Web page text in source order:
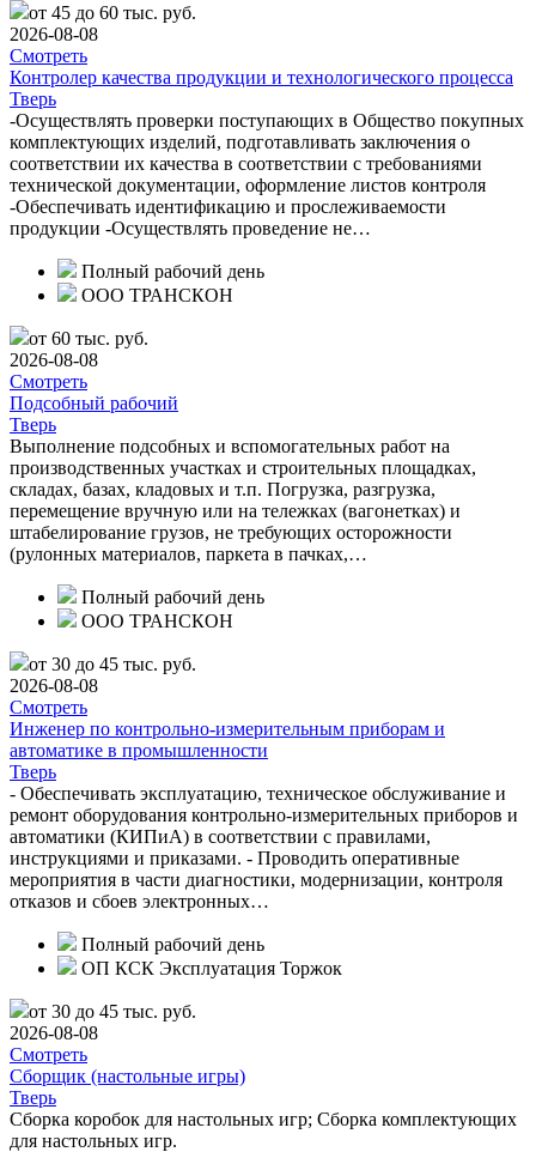
от 45 до 60 тыс. руб.
2026-08-08
Смотреть
Контролер качества продукции и технологического процесса
Тверь
-Осуществлять проверки поступающих в Общество покупных
комплектующих изделий, подготавливать заключения о
соответствии их качества в соответствии с требованиями
технической документации, оформление листов контроля
-Обеспечивать идентификацию и прослеживаемости
продукции -Осуществлять проведение не…
Полный рабочий день
ООО ТРАНСКОН
от 60 тыс. руб.
2026-08-08
Смотреть
Подсобный рабочий
Тверь
Выполнение подсобных и вспомогательных работ на
производственных участках и строительных площадках,
складах, базах, кладовых и т.п. Погрузка, разгрузка,
перемещение вручную или на тележках (вагонетках) и
штабелирование грузов, не требующих осторожности
(рулонных материалов, паркета в пачках,…
Полный рабочий день
ООО ТРАНСКОН
от 30 до 45 тыс. руб.
2026-08-08
Смотреть
Инженер по контрольно-измерительным приборам и
автоматике в промышленности
Тверь
- Обеспечивать эксплуатацию, техническое обслуживание и
ремонт оборудования контрольно-измерительных приборов и
автоматики (КИПиА) в соответствии с правилами,
инструкциями и приказами. - Проводить оперативные
мероприятия в части диагностики, модернизации, контроля
отказов и сбоев электронных…
Полный рабочий день
ОП КСК Эксплуатация Торжок
от 30 до 45 тыс. руб.
2026-08-08
Смотреть
Сборщик (настольные игры)
Тверь
Сборка коробок для настольных игр; Сборка комплектующих
для настольных игр.